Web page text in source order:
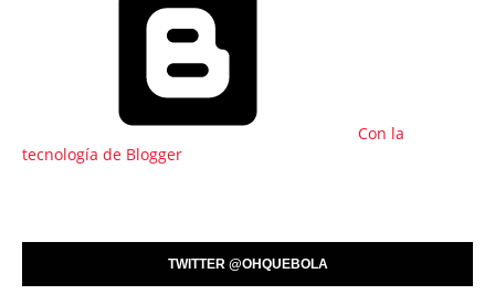
Con la
tecnología de Blogger
TWITTER @OHQUEBOLA